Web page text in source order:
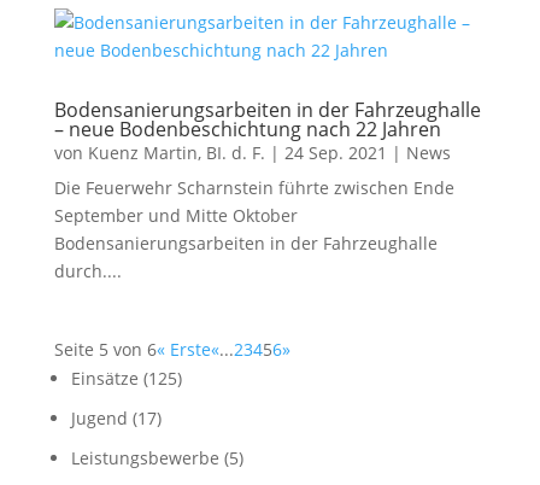
Bodensanierungsarbeiten in der Fahrzeughalle
– neue Bodenbeschichtung nach 22 Jahren
von Kuenz Martin, BI. d. F. | 24 Sep. 2021 | News
Die Feuerwehr Scharnstein führte zwischen Ende
September und Mitte Oktober
Bodensanierungsarbeiten in der Fahrzeughalle
durch....
Seite 5 von 6« Erste«...23456»
Einsätze (125)
Jugend (17)
Leistungsbewerbe (5)